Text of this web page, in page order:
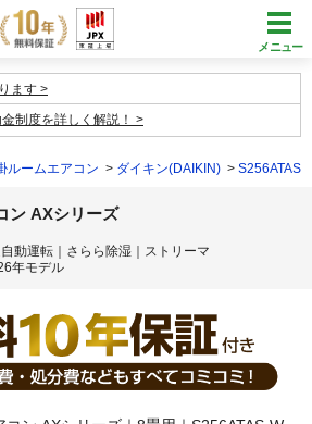
メニュー
ます
制度を詳しく解説！
ルームエアコン ダイキン(DAIKIN) S256ATAS-
ン AXシリーズ
動運転｜さらら除湿｜ストリーマ
年モデル